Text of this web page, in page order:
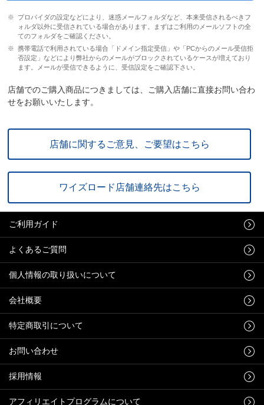
プロバイダの設定などにより、迷惑メールフォルダなど、本来受信されるべきフ
ォルダ以外に受信されている場合があります。まずはご利用のメールソフトの全
てのフォルダをご確認ください。
携帯電話で利用されている場合「ドメイン指定受信」や「PCからのメール受信拒
否設定」などにより弊社からのメールがブロックされているケースが増えており
ます。メールが受信できるように、受信設定をご確認下さい。
店舗でのご購入商品につきましては、ご購入店舗に直接お問い合わ
せをお願いいたします。
店舗に関するご意見、ご要望はこちら
ワイズロード店舗連絡先はこちら
ご利用ガイド
よくあるご質問
個人情報の取り扱いについて
会社概要
特定商取引について
お問い合わせ
採用情報
アフィリエイトプログラムについて